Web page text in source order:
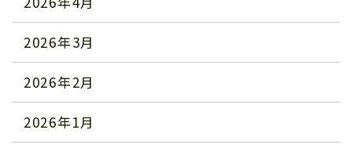
2026年3月
2026年2月
2026年1月